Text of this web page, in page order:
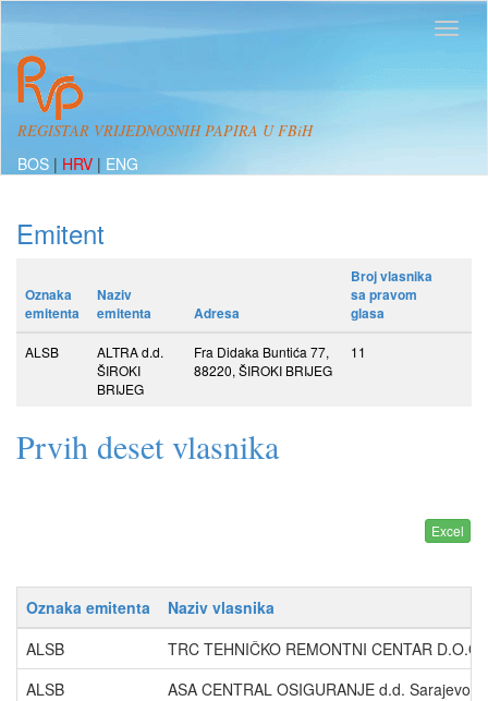
REGISTAR VRIJEDNOSNIH PAPIRA U FBiH
BOS | HRV | ENG
Emitent
Oznaka
emitenta
Naziv
emitenta
Adresa
Broj vlasnika
sa pravom
glasa
ALSB
ALTRA d.d.
ŠIROKI
BRIJEG
Fra Didaka Buntića 77,
88220, ŠIROKI BRIJEG
11
Prvih deset vlasnika
Oznaka emitenta
Naziv vlasnika
ALSB
TRC TEHNIČKO REMONTNI CENTAR D.O.O.
ALSB
ASA CENTRAL OSIGURANJE d.d. Sarajevo